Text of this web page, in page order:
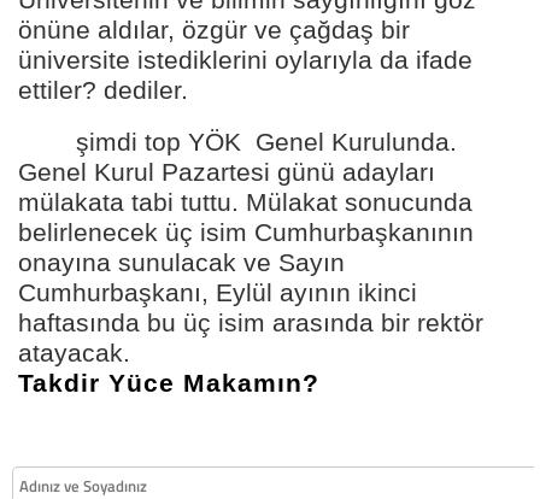
önüne aldılar, özgür ve çağdaş bir
üniversite istediklerini oylarıyla da ifade
ettiler? dediler.
şimdi top YÖK Genel Kurulunda.
Genel Kurul Pazartesi günü adayları
mülakata tabi tuttu. Mülakat sonucunda
belirlenecek üç isim Cumhurbaşkanının
onayına sunulacak ve Sayın
Cumhurbaşkanı, Eylül ayının ikinci
haftasında bu üç isim arasında bir rektör
atayacak.
Takdir Yüce Makamın?